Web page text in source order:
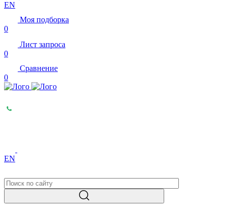
EN
Моя подборка
0
Лист запроса
0
Сравнение
0
EN